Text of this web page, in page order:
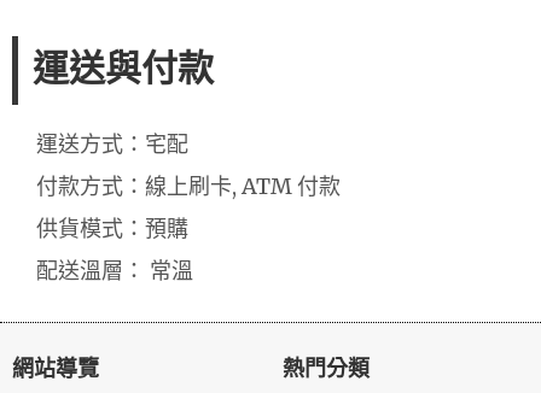
運送與付款
運送方式：宅配
付款方式：線上刷卡, ATM 付款
供貨模式：預購
配送溫層： 常溫
網站導覽 熱門分類